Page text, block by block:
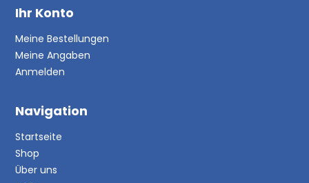
Ihr Konto
Meine Bestellungen
Meine Angaben
Anmelden
Navigation
Startseite
Shop
Über uns